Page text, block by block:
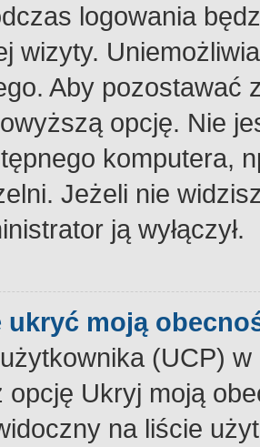
logowania
wizyty.
Aby pozostawać
opcję. Nie
komputera,
Jeżeli nie
ją wyłączył.
ukryć moją
(UCP) w
opcję Ukryj moją
na liście